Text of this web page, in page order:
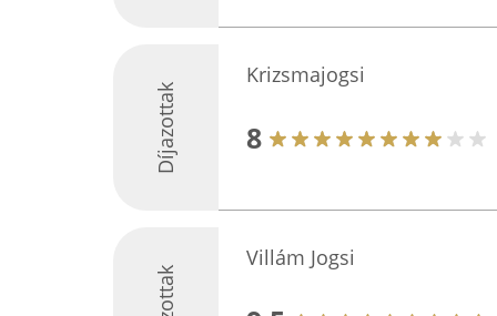
Díjazottak
Krizsmajogsi
8
Villám Jogsi